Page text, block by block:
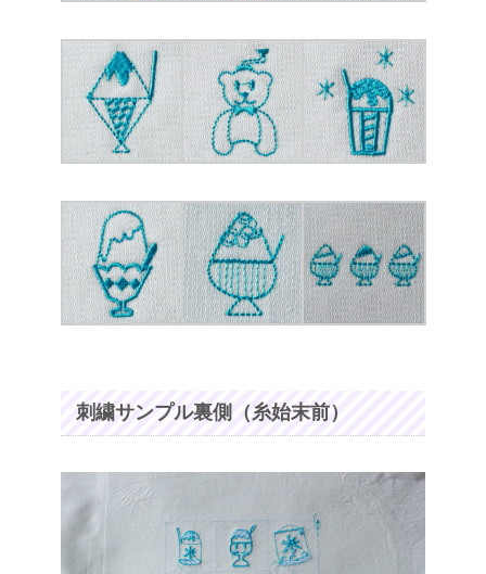
刺繍サンプル裏側（糸始末前）